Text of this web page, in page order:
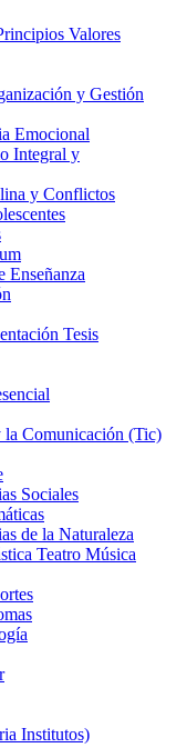
Valores
y Gestión
Emocional
Integral y
y Conflictos
Enseñanza
Tesis
la Comunicación (Tic)
Sociales
de la Naturaleza
Teatro Música
Institutos)